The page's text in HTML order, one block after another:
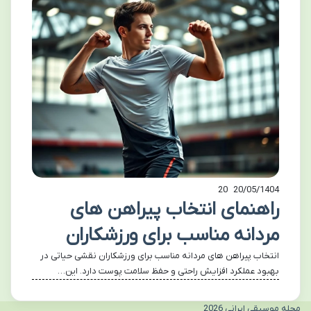
20/05/1404
20
راهنمای انتخاب پیراهن های
مردانه مناسب برای ورزشکاران
انتخاب پیراهن های مردانه مناسب برای ورزشکاران نقشی حیاتی در
بهبود عملکرد افزایش راحتی و حفظ سلامت پوست دارد. این…
مجله موسیقی ایرانی 2026